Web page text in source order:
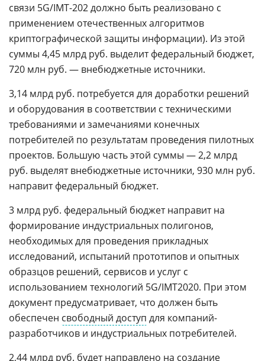
связи 5G/IMT-202 должно быть реализовано с
применением отечественных алгоритмов
криптографической защиты информации). Из этой
суммы 4,45 млрд руб. выделит федеральный бюджет,
720 млн руб. — внебюджетные источники.
3,14 млрд руб. потребуется для доработки решений
и оборудования в соответствии с техническими
требованиями и замечаниями конечных
потребителей по результатам проведения пилотных
проектов. Большую часть этой суммы — 2,2 млрд
руб. выделят внебюджетные источники, 930 млн руб.
направит федеральный бюджет.
3 млрд руб. федеральный бюджет направит на
формирование индустриальных полигонов,
необходимых для проведения прикладных
исследований, испытаний прототипов и опытных
образцов решений, сервисов и услуг с
использованием технологий 5G/IMT2020. При этом
документ предусматривает, что должен быть
обеспечен свободный доступ для компаний-
разработчиков и индустриальных потребителей.
2,44 млрд руб. будет направлено на создание